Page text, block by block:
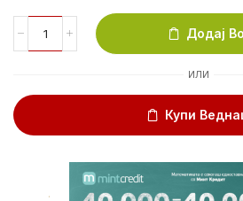
Додај
ИЛИ
Купи
.